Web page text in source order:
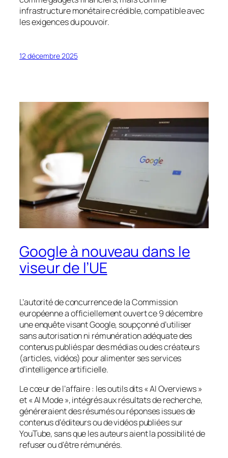
infrastructure monétaire crédible, compatible avec
les exigences du pouvoir.
12 décembre 2025
Google à nouveau dans le
viseur de l’UE
L’autorité de concurrence de la Commission
européenne a officiellement ouvert ce 9 décembre
une enquête visant Google, soupçonné d’utiliser
sans autorisation ni rémunération adéquate des
contenus publiés par des médias ou des créateurs
(articles, vidéos) pour alimenter ses services
d’intelligence artificielle.
Le cœur de l’affaire : les outils dits « AI Overviews »
et « AI Mode », intégrés aux résultats de recherche,
généreraient des résumés ou réponses issues de
contenus d’éditeurs ou de vidéos publiées sur
YouTube, sans que les auteurs aient la possibilité de
refuser ou d’être rémunérés.